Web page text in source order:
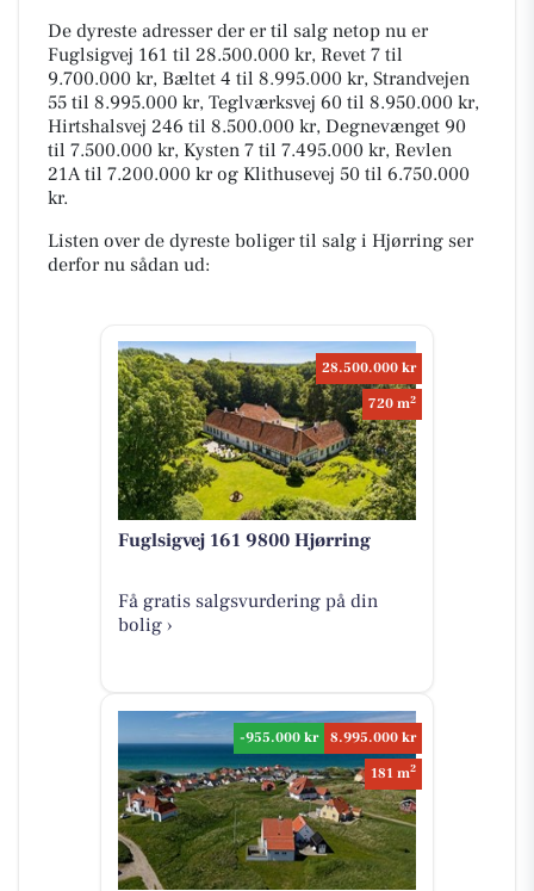
De dyreste adresser der er til salg netop nu er
Fuglsigvej 161 til 28.500.000 kr, Revet 7 til
9.700.000 kr, Bæltet 4 til 8.995.000 kr, Strandvejen
55 til 8.995.000 kr, Teglværksvej 60 til 8.950.000 kr,
Hirtshalsvej 246 til 8.500.000 kr, Degnevænget 90
til 7.500.000 kr, Kysten 7 til 7.495.000 kr, Revlen
21A til 7.200.000 kr og Klithusevej 50 til 6.750.000
kr.
Listen over de dyreste boliger til salg i Hjørring ser
derfor nu sådan ud:
28.500.000 kr
720 m2
Fuglsigvej 161 9800 Hjørring
Få gratis salgsvurdering på din
bolig ›
-955.000 kr
8.995.000 kr
181 m2